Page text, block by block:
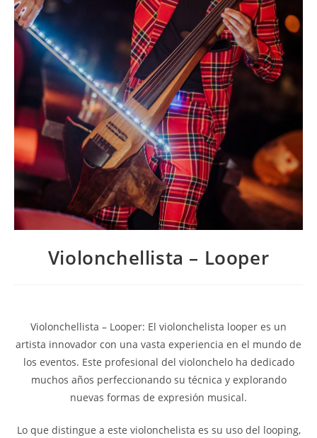
Violonchellista – Looper
Violonchellista – Looper: El violonchelista looper es un
artista innovador con una vasta experiencia en el mundo de
los eventos. Este profesional del violonchelo ha dedicado
muchos años perfeccionando su técnica y explorando
nuevas formas de expresión musical.
Lo que distingue a este violonchelista es su uso del looping,